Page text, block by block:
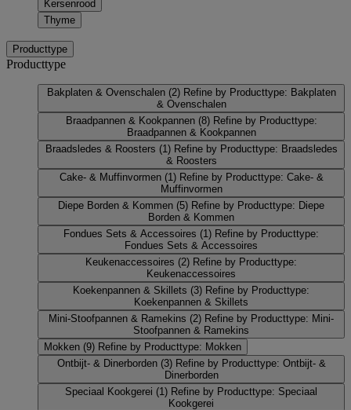
Kersenrood
Thyme
Producttype
Producttype
Bakplaten & Ovenschalen (2) Refine by Producttype: Bakplaten
& Ovenschalen
Braadpannen & Kookpannen (8) Refine by Producttype:
Braadpannen & Kookpannen
Braadsledes & Roosters (1) Refine by Producttype: Braadsledes
& Roosters
Cake- & Muffinvormen (1) Refine by Producttype: Cake- &
Muffinvormen
Diepe Borden & Kommen (5) Refine by Producttype: Diepe
Borden & Kommen
Fondues Sets & Accessoires (1) Refine by Producttype:
Fondues Sets & Accessoires
Keukenaccessoires (2) Refine by Producttype:
Keukenaccessoires
Koekenpannen & Skillets (3) Refine by Producttype:
Koekenpannen & Skillets
Mini-Stoofpannen & Ramekins (2) Refine by Producttype: Mini-
Stoofpannen & Ramekins
Mokken (9) Refine by Producttype: Mokken
Ontbijt- & Dinerborden (3) Refine by Producttype: Ontbijt- &
Dinerborden
Speciaal Kookgerei (1) Refine by Producttype: Speciaal
Kookgerei